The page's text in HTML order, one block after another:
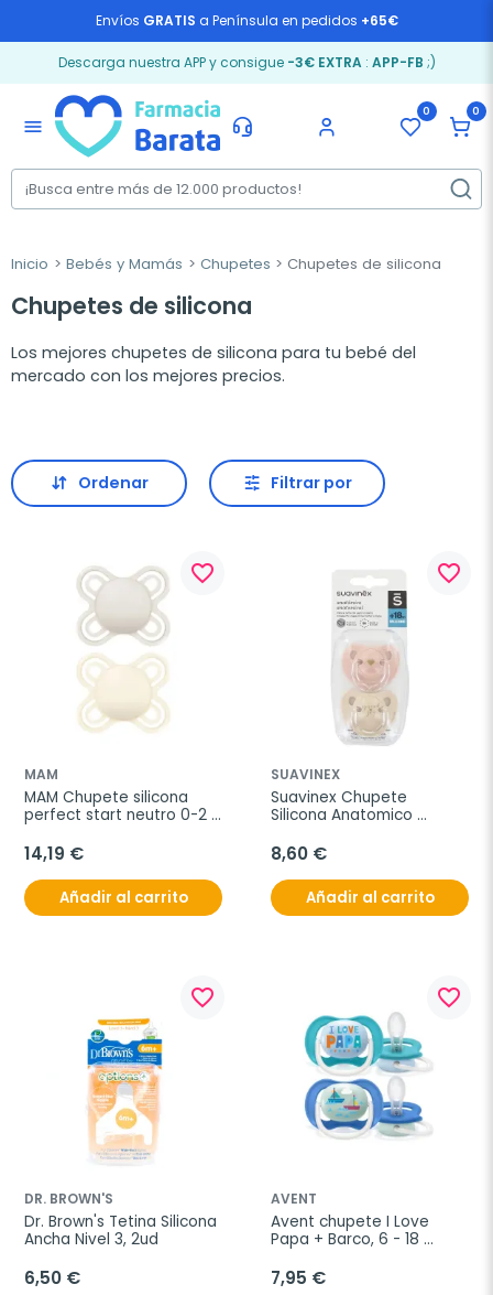
Envíos GRATIS a Península en pedidos +65€
Descarga nuestra APP y consigue -3€ EXTRA: APP-FB ;)
menu
0 0
Inicio Bebés y Mamás Chupetes Chupetes de silicona
Chupetes de silicona
Los mejores chupetes de silicona para tu bebé del
mercado con los mejores precios.
Ordenar Filtrar por
favorite_border
MAM
MAM Chupete silicona
perfect start neutro 0-2
14,19 €
Añadir al carrito
favorite_border
SUAVINEX
Suavinex Chupete
Silicona Anatomico
8,60 €
Añadir al carrito
favorite_border
DR. BROWN'S
Dr. Brown's Tetina Silicona
Ancha Nivel 3, 2ud
6,50 €
favorite_border
AVENT
Avent chupete I Love
Papa + Barco, 6 - 18
7,95 €